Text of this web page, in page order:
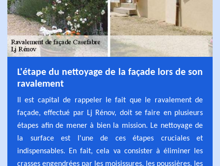
L'étape du nettoyage de la façade lors de son
ravalement
Il est capital de rappeler le fait que le ravalement de
façade, effectué par Lj Rénov, doit se faire en plusieurs
étapes afin de mener à bien la mission. Le nettoyage de
la surface est l'une de ces étapes cruciales et
indispensables. En fait, cela va consister à éliminer les
crasses engendrées par les moisissures, les poussières, les